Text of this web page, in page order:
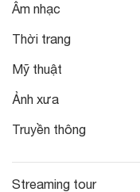
Âm nhạc
Thời trang
Mỹ thuật
Ảnh xưa
Truyền thông
Streaming tour